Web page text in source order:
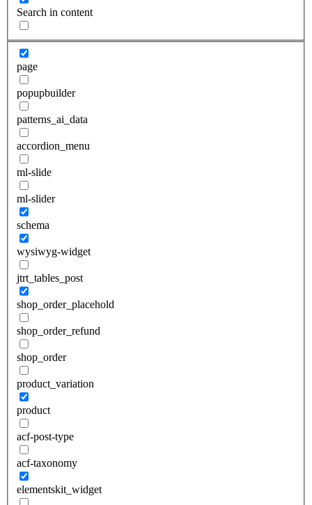
Search in content
page
popupbuilder
patterns_ai_data
accordion_menu
ml-slide
ml-slider
schema
wysiwyg-widget
jtrt_tables_post
shop_order_placehold
shop_order_refund
shop_order
product_variation
product
acf-post-type
acf-taxonomy
elementskit_widget